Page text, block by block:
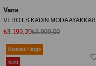
Vans
VERO LS KADIN MODA AYAKKABI
₺3.199,20₺3.999,00
Ücretsiz Kargo
%20